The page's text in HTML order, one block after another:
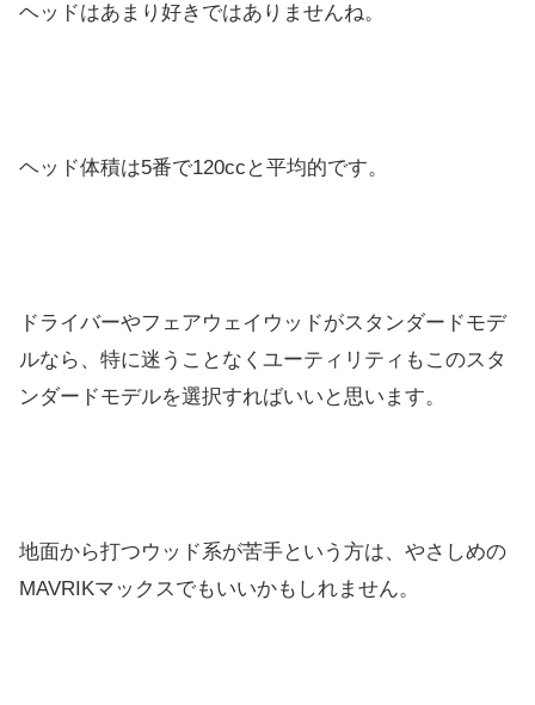
ヘッドはあまり好きではありませんね。
ヘッド体積は5番で120ccと平均的です。
ドライバーやフェアウェイウッドがスタンダードモデ
ルなら、特に迷うことなくユーティリティもこのスタ
ンダードモデルを選択すればいいと思います。
地面から打つウッド系が苦手という方は、やさしめの
MAVRIKマックスでもいいかもしれません。